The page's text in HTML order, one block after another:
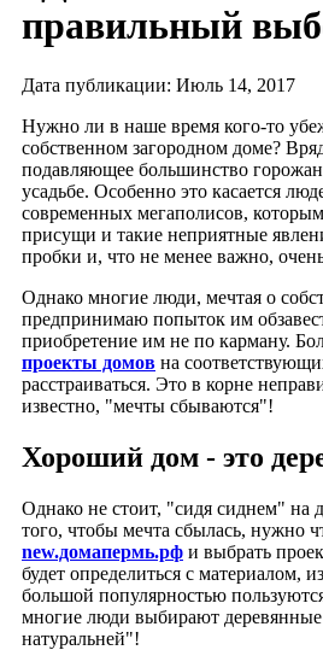
правильный
Дата публикации: Июль 14, 2017
Нужно ли в наше время кого-то
собственном загородном доме?
подавляющее большинство
усадьбе. Особенно это касается
современных мегаполисов,
присущи и такие неприятные
пробки и, что не менее важно,
Однако многие люди, мечтая о
предпринимаю попыток им
приобретение им не по карману.
проекты домов на
расстраиваться. Это в корне
известно, "мечты сбываются"!
Хороший дом - это
Однако не стоит, "сидя сиднем" на
того, чтобы мечта сбылась, нужно
new.домапермь.рф и выбрать
будет определиться с материалом,
большой популярностью
многие люди выбирают
натуральней"!